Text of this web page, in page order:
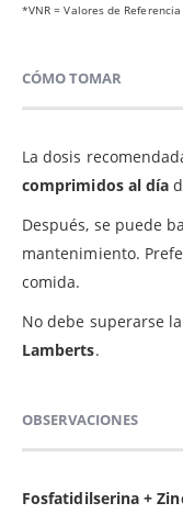
*VNR = Valores de
CÓMO TOMAR
La dosis
comprimidos al día
Después, se puede
mantenimiento.
comida.
No debe superarse
Lamberts.
OBSERVACIONES
Fosfatidilserina +